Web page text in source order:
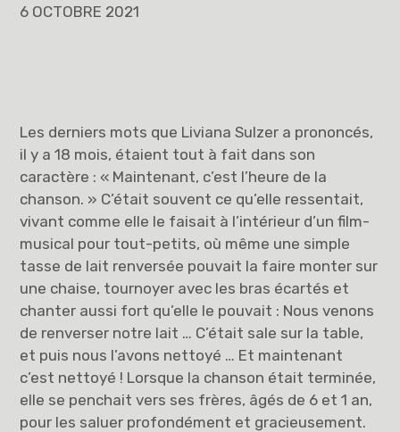
6 OCTOBRE 2021
Les derniers mots que Liviana Sulzer a prononcés,
il y a 18 mois, étaient tout à fait dans son
caractère : « Maintenant, c’est l’heure de la
chanson. » C’était souvent ce qu’elle ressentait,
vivant comme elle le faisait à l’intérieur d’un film-
musical pour tout-petits, où même une simple
tasse de lait renversée pouvait la faire monter sur
une chaise, tournoyer avec les bras écartés et
chanter aussi fort qu’elle le pouvait : Nous venons
de renverser notre lait … C’était sale sur la table,
et puis nous l’avons nettoyé … Et maintenant
c’est nettoyé ! Lorsque la chanson était terminée,
elle se penchait vers ses frères, âgés de 6 et 1 an,
pour les saluer profondément et gracieusement.